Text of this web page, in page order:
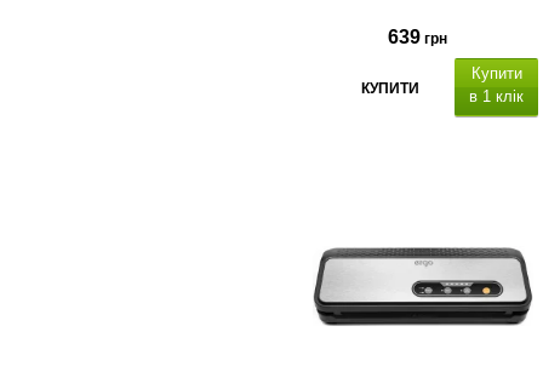
639 грн
КУПИТИ
Купити
в 1 клік